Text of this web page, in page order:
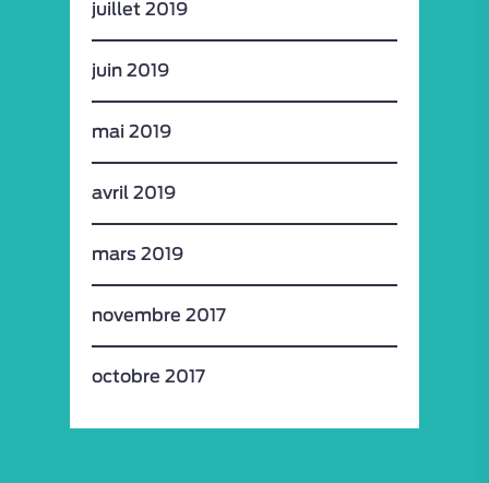
juillet 2019
juin 2019
mai 2019
avril 2019
mars 2019
novembre 2017
octobre 2017